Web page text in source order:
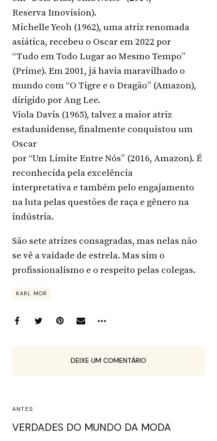
Reserva Imovision).
Michelle Yeoh (1962), uma atriz renomada
asiática, recebeu o Oscar em 2022 por
“Tudo em Todo Lugar ao Mesmo Tempo”
(Prime). Em 2001, já havia maravilhado o
mundo com “O Tigre e o Dragão” (Amazon),
dirigido por Ang Lee.
Viola Davis (1965), talvez a maior atriz
estadunidense, finalmente conquistou um
Oscar
por “Um Limite Entre Nós” (2016, Amazon). É
reconhecida pela excelência
interpretativa e também pelo engajamento
na luta pelas questões de raça e gênero na
indústria.
São sete atrizes consagradas, mas nelas não
se vê a vaidade de estrela. Mas sim o
profissionalismo e o respeito pelas colegas.
KARL MOR
DEIXE UM COMENTÁRIO
ANTES
VERDADES DO MUNDO DA MODA